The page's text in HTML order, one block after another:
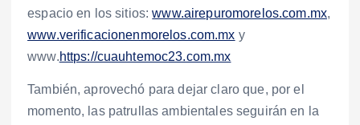
espacio en los sitios:www.airepuromorelos.com.mx,
www.verificacionenmorelos.com.mx y
www.https://cuauhtemoc23.com.mx
También, aprovechó para dejar claro que, por el
momento, las patrullas ambientales seguirán en la